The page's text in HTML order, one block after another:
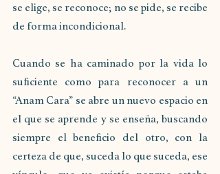
se elige, se reconoce; no se pide, se recibe
de forma incondicional.
Cuando se ha caminado por la vida lo
suficiente como para reconocer a un
“Anam Cara” se abre un nuevo espacio en
el que se aprende y se enseña, buscando
siempre el beneficio del otro, con la
certeza de que, suceda lo que suceda, ese